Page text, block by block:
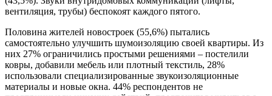
вентиляция, трубы) беспокоят каждого пятого.
Половина жителей новостроек (55,6%) пытались
самостоятельно улучшить шумоизоляцию своей квартиры. Из
них 27% ограничились простыми решениями – постелили
ковры, добавили мебель или плотный текстиль, 28%
использовали специализированные звукоизоляционные
материалы и новые окна. 44% респондентов не